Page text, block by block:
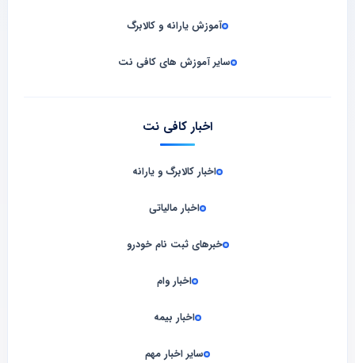
آموزش یارانه و کالابرگ
سایر آموزش های کافی نت
اخبار کافی نت
اخبار کالابرگ و یارانه
اخبار مالیاتی
خبرهای ثبت نام خودرو
اخبار وام
اخبار بیمه
سایر اخبار مهم